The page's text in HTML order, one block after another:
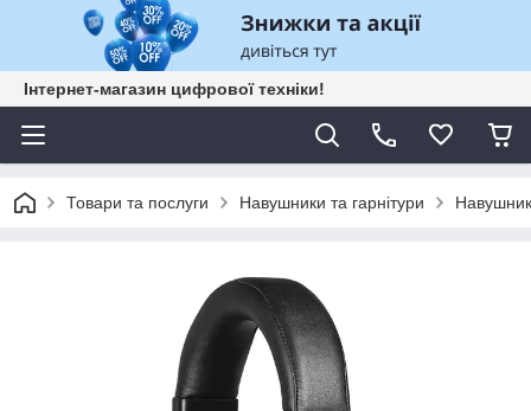
Інтернет-магазин цифрової техніки!
Товари та послуги Навушники та гарнітури